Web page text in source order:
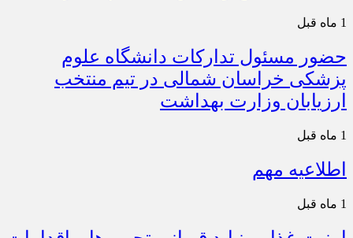
1 ماه قبل
حضور مسئول تدارکات دانشگاه علوم
پزشکی خراسان شمالی در تیم منتخب
ارزیابان وزارت بهداشت
1 ماه قبل
اطلاعیه مهم
1 ماه قبل